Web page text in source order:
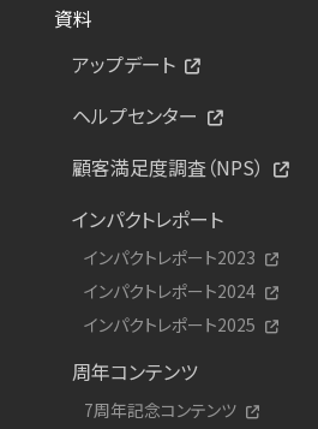
資料
アップデート
ヘルプセンター
顧客満足度調査（NPS）
インパクトレポート
インパクトレポート2023
インパクトレポート2024
インパクトレポート2025
周年コンテンツ
7周年記念コンテンツ